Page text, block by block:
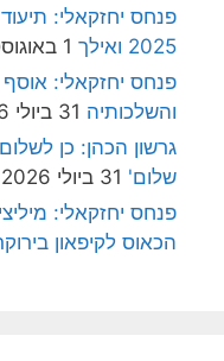
פנחס יחזקאלי:
2025 ואילך
1 באוגוסט 2026
פנחס יחזקאלי:
והשלכותיה 31 ביולי 2026
גרשון הכהן: כן
שלום' 31 ביולי 2026
פנחס יחזקאלי:
הכאוס לקיפאון